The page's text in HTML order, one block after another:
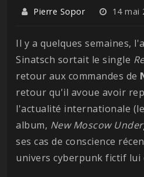
Pierre Sopor 14 mai
Il y a quelques semaines,
Sinatsch sortait le single
retour aux commandes de
retour qu'il avoue avoir
l'actualité internationale
album, New Moscow
ses cas de conscience
univers cyberpunk fictif lui